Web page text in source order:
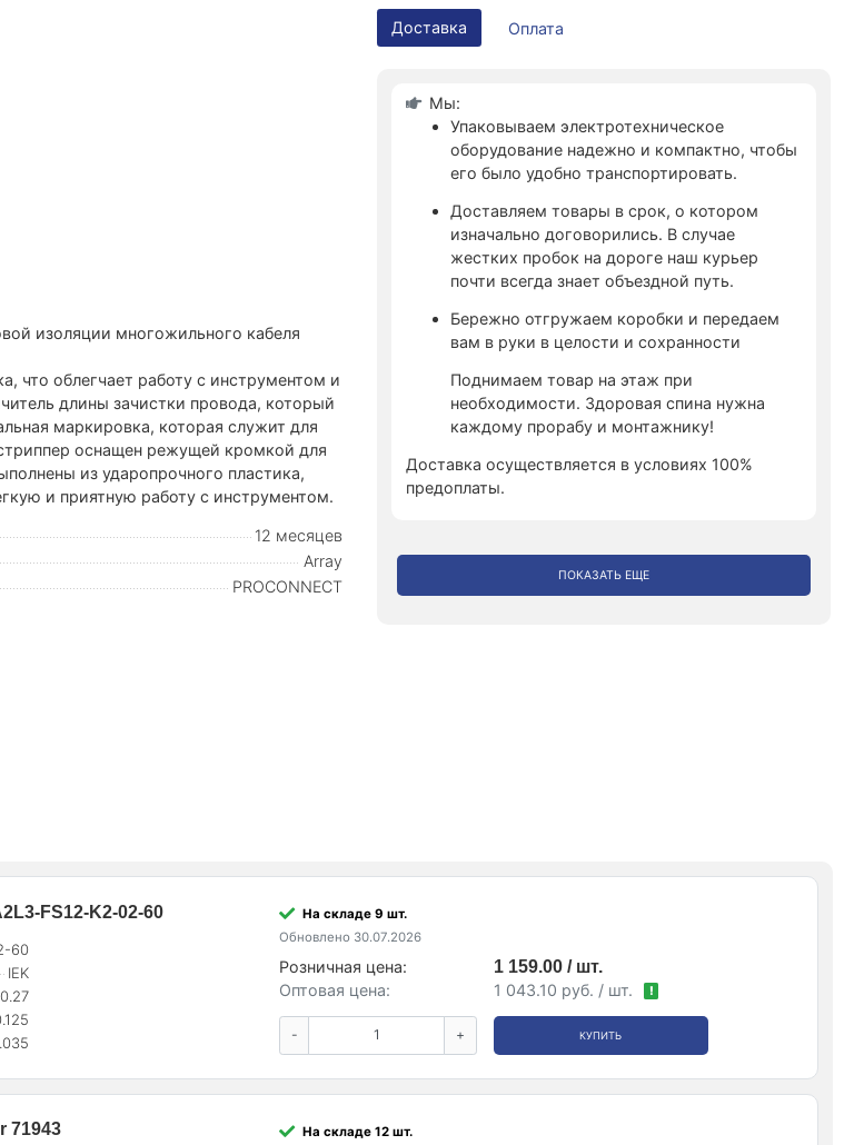
Доставка Оплата
Мы:
Упаковываем электротехническое
оборудование надежно и компактно, чтобы
его было удобно транспортировать.
Доставляем товары в срок, о котором
изначально договорились. В случае
жестких пробок на дороге наш курьер
почти всегда знает объездной путь.
Бережно отгружаем коробки и передаем
вам в руки в целости и сохранности
Поднимаем товар на этаж при
необходимости. Здоровая спина нужна
каждому прорабу и монтажнику!
Доставка осуществляется в условиях 100%
предоплаты.
ПОКАЗАТЬ ЕЩЕ
изоляции многожильного кабеля
что облегчает работу с инструментом и
длины зачистки провода, который
маркировка, которая служит для
оснащен режущей кромкой для
из ударопрочного пластика,
и приятную работу с инструментом.
12 месяцев
Array
PROCONNECT
FS12-K2-02-60
60
IEK
0.27
На складе 9 шт.
Обновлено 30.07.2026
Розничная цена:
1 159.00 / шт.
Оптовая цена:
1 043.10 руб. / шт. !
- + КУПИТЬ
71943
На складе 12 шт.